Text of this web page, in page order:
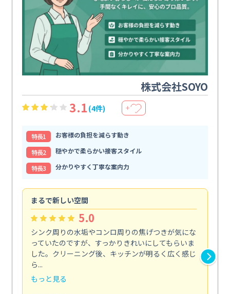
株式会社SOYO
3.1 (4件) ＋
特⻑1
お客様の負担を減らす動き
特⻑2
穏やかで柔らかい接客スタイル
特⻑3
分かりやすく丁寧な案内力
まるで新しい空間
5.0
シンク周りの水垢やコンロ周りの焦げつきが気にな
っていたのですが、すっかりきれいにしてもらいま
した。クリーニング後、キッチンが明るく広く感じ
ら...
もっと見る